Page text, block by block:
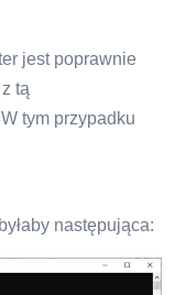
jest poprawnie
tą
tym przypadku
następująca: